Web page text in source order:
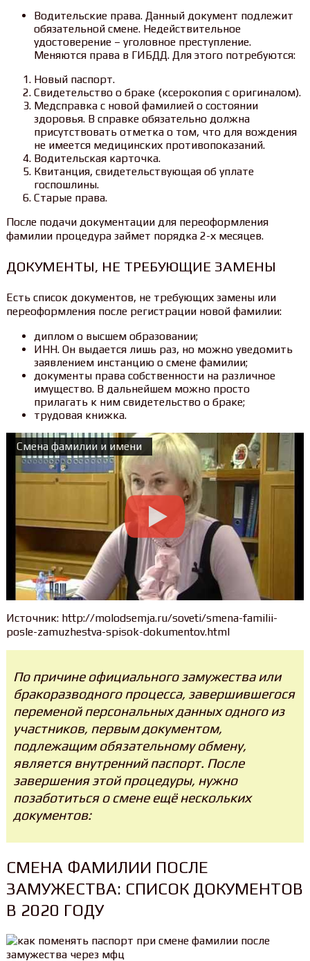
Водительские права. Данный документ подлежит
обязательной смене. Недействительное
удостоверение – уголовное преступление.
Меняются права в ГИБДД. Для этого потребуются:
Новый паспорт.
Свидетельство о браке (ксерокопия с оригиналом).
Медсправка с новой фамилией о состоянии
здоровья. В справке обязательно должна
присутствовать отметка о том, что для вождения
не имеется медицинских противопоказаний.
Водительская карточка.
Квитанция, свидетельствующая об уплате
госпошлины.
Старые права.
После подачи документации для переоформления
фамилии процедура займет порядка 2-х месяцев.
ДОКУМЕНТЫ, НЕ ТРЕБУЮЩИЕ ЗАМЕНЫ
Есть список документов, не требующих замены или
переоформления после регистрации новой фамилии:
диплом о высшем образовании;
ИНН. Он выдается лишь раз, но можно уведомить
заявлением инстанцию о смене фамилии;
документы права собственности на различное
имущество. В дальнейшем можно просто
прилагать к ним свидетельство о браке;
трудовая книжка.
Смена фамилии и имени
Источник: http://molodsemja.ru/soveti/smena-familii-
posle-zamuzhestva-spisok-dokumentov.html
По причине официального замужества или
бракоразводного процесса, завершившегося
переменой персональных данных одного из
участников, первым документом,
подлежащим обязательному обмену,
является внутренний паспорт. После
завершения этой процедуры, нужно
позаботиться о смене ещё нескольких
документов:
СМЕНА ФАМИЛИИ ПОСЛЕ
ЗАМУЖЕСТВА: СПИСОК ДОКУМЕНТОВ
В 2020 ГОДУ